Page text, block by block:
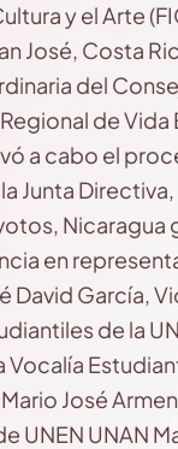
y el Arte
José, Costa
del
de Vida
a cabo el
Junta
Nicaragua
en
David García,
de la
Vocalía
José
UNEN UNAN